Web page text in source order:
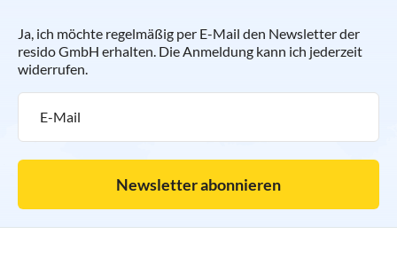
Ja, ich möchte regelmäßig per E-Mail den Newsletter der
resido GmbH erhalten. Die Anmeldung kann ich jederzeit
widerrufen.
Newsletter abonnieren